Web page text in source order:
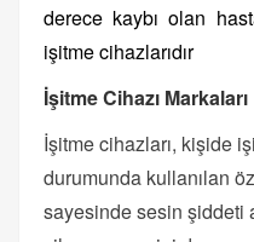
derece kaybı olan
işitme cihazlarıdır
İşitme Cihazı Markaları
İşitme cihazları, kişide
durumunda kullanılan
sayesinde sesin şiddeti